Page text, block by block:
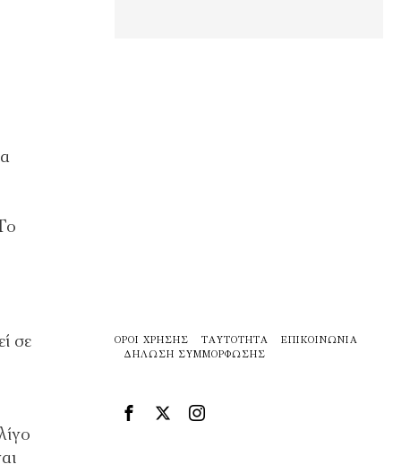
σε
ΌΡΟΙ ΧΡΉΣΗΣ ΤΑΥΤΌΤΗΤΑ
ΕΠΙΚΟΙΝΩΝΊΑ
ΔΉΛΩΣΗ ΣΥΜΜΌΡΦΩΣΗΣ